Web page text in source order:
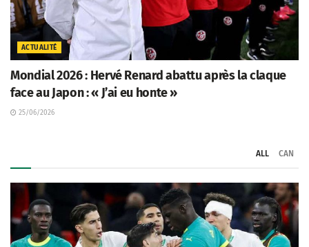
ACTUALITÉ
Mondial 2026 : Hervé Renard abattu après la claque
face au Japon : « J’ai eu honte »
25/06/2026
ALL CAN